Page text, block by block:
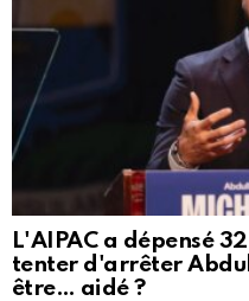
L'AIPAC a dépensé
tenter d'arrêter
être… aidé ?